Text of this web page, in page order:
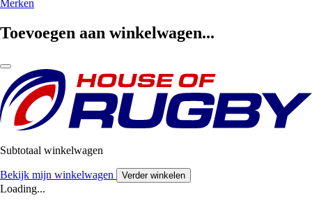
Merken
Toevoegen aan winkelwagen...
Subtotaal winkelwagen
Bekijk mijn winkelwagen Verder winkelen
Loading...